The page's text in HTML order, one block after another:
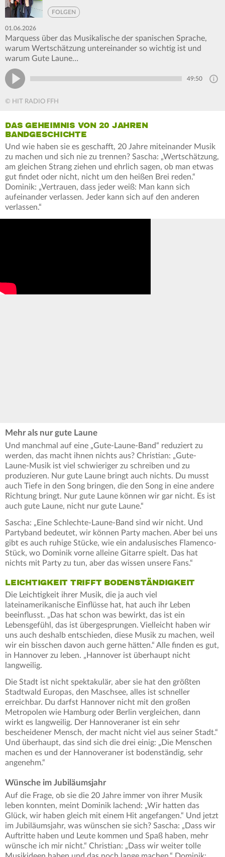
FOLGEN
01.06.2026
Marquess über das Musikalische der spanischen Sprache,
warum Wertschätzung untereinander so wichtig ist und
warum Gute Laune…
49:50
© HIT RADIO FFH
DAS GEHEIMNIS VON 20 JAHREN
BANDGESCHICHTE
Und wie haben sie es geschafft, 20 Jahre miteinander Musik
zu machen und sich nie zu trennen? Sascha: „Wertschätzung,
am gleichen Strang ziehen und ehrlich sagen, ob man etwas
gut findet oder nicht, nicht um den heißen Brei reden.“
Dominik: „Vertrauen, dass jeder weiß: Man kann sich
aufeinander verlassen. Jeder kann sich auf den anderen
verlassen.“
Mehr als nur gute Laune
Und manchmal auf eine „Gute-Laune-Band“ reduziert zu
werden, das macht ihnen nichts aus? Christian: „Gute-
Laune-Musik ist viel schwieriger zu schreiben und zu
produzieren. Nur gute Laune bringt auch nichts. Du musst
auch Tiefe in den Song bringen, die den Song in eine andere
Richtung bringt. Nur gute Laune können wir gar nicht. Es ist
auch gute Laune, nicht nur gute Laune.“
Sascha: „Eine Schlechte-Laune-Band sind wir nicht. Und
Partyband bedeutet, wir können Party machen. Aber bei uns
gibt es auch ruhige Stücke, wie ein andalusisches Flamenco-
Stück, wo Dominik vorne alleine Gitarre spielt. Das hat
nichts mit Party zu tun, aber das wissen unsere Fans.“
LEICHTIGKEIT TRIFFT BODENSTÄNDIGKEIT
Die Leichtigkeit ihrer Musik, die ja auch viel
lateinamerikanische Einflüsse hat, hat auch ihr Leben
beeinflusst. „Das hat schon was bewirkt, das ist ein
Lebensgefühl, das ist übergesprungen. Vielleicht haben wir
uns auch deshalb entschieden, diese Musik zu machen, weil
wir ein bisschen davon auch gerne hätten.“ Alle finden es gut,
in Hannover zu leben. „Hannover ist überhaupt nicht
langweilig.
Die Stadt ist nicht spektakulär, aber sie hat den größten
Stadtwald Europas, den Maschsee, alles ist schneller
erreichbar. Du darfst Hannover nicht mit den großen
Metropolen wie Hamburg oder Berlin vergleichen, dann
wirkt es langweilig. Der Hannoveraner ist ein sehr
bescheidener Mensch, der macht nicht viel aus seiner Stadt.“
Und überhaupt, das sind sich die drei einig: „Die Menschen
machen es und der Hannoveraner ist bodenständig, sehr
angenehm.“
Wünsche im Jubiläumsjahr
Auf die Frage, ob sie die 20 Jahre immer von ihrer Musik
leben konnten, meint Dominik lachend: „Wir hatten das
Glück, wir haben gleich mit einem Hit angefangen.“ Und jetzt
im Jubiläumsjahr, was wünschen sie sich? Sascha: „Dass wir
Auftritte haben und Leute kommen und Spaß haben, mehr
wünsche ich mir nicht.“ Christian: „Dass wir weiter tolle